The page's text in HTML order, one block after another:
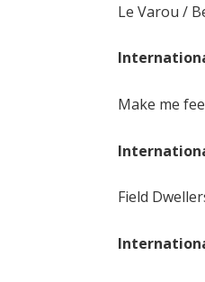
Le Varou /
Make me
Field